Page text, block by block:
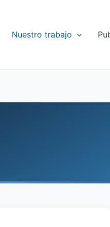
Nuestro trabajo